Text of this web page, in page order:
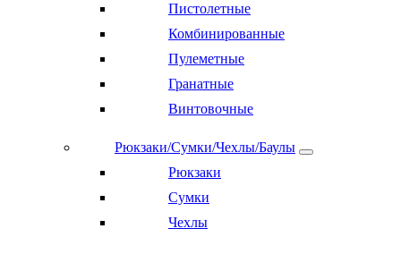
Пистолетные
Комбинированные
Пулеметные
Гранатные
Винтовочные
Рюкзаки/Сумки/Чехлы/Баулы
Рюкзаки
Сумки
Чехлы